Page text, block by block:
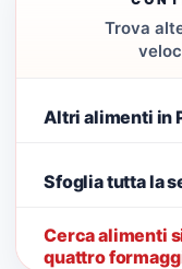
Trova
Altri alimenti in
Sfoglia tutta la
Cerca alimenti
quattro